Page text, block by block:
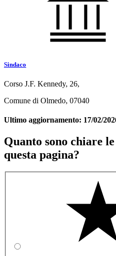
Sindaco
Corso J.F. Kennedy, 26,
Comune di Olmedo, 07040
Ultimo aggiornamento: 17/02/
Quanto sono chiare
questa pagina?